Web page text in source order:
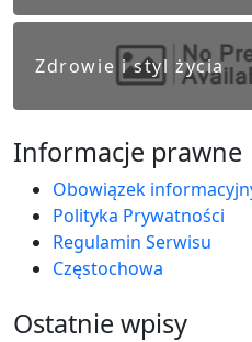
Zdrowie i styl życia
Informacje prawne
Obowiązek
Polityka Prywatności
Regulamin Serwisu
Częstochowa
Ostatnie wpisy